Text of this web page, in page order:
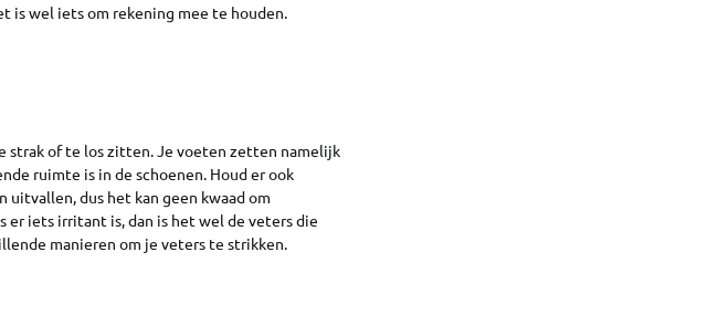
is wel iets om rekening mee te houden.
strak of te los zitten. Je voeten zetten namelijk
ruimte is in de schoenen. Houd er ook
dus het kan geen kwaad om
er iets irritant is, dan is het wel de veters die
manieren om je veters te strikken.